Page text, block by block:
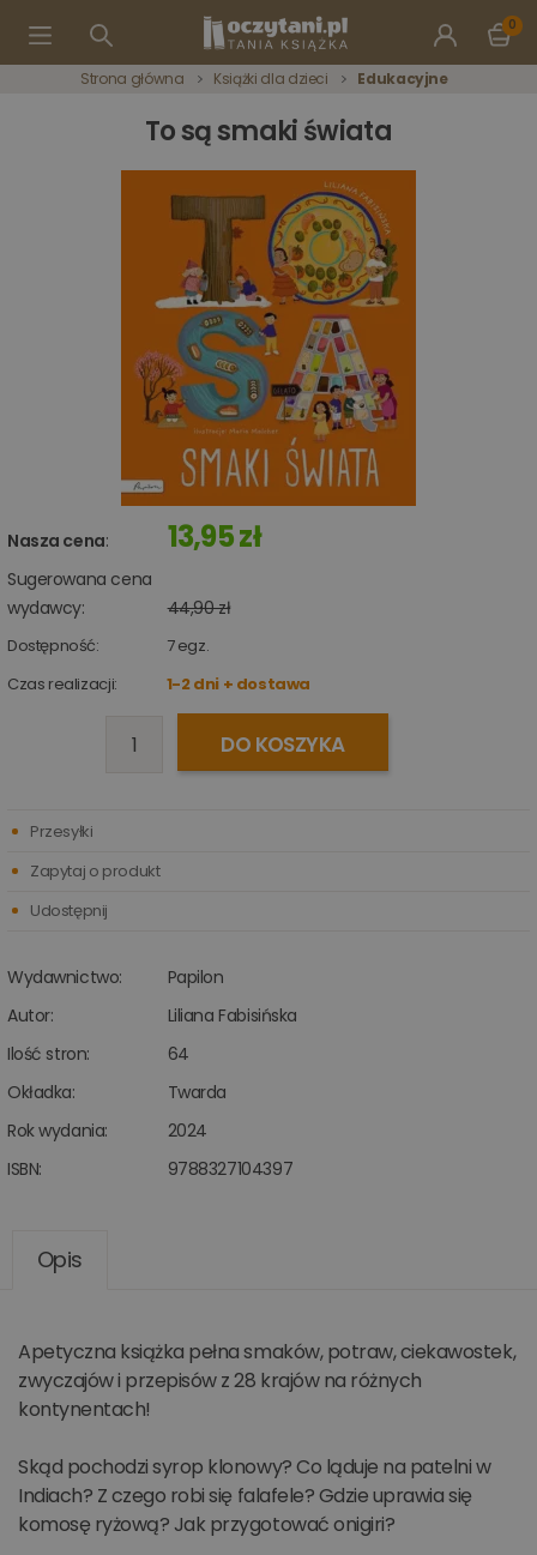
0
Strona główna Książki dla dzieci Edukacyjne
To są smaki świata
Nasza cena: 13,95 zł
Sugerowana cena
wydawcy:
44,90 zł
Dostępność: 7egz.
Czas realizacji:
1-2 dni + dostawa
DO KOSZYKA
Wydawnictwo:
Papilon
Autor:
Liliana Fabisińska
Ilość stron:
64
Okładka:
Twarda
Rok wydania:
2024
ISBN:
9788327104397
Przesyłki
Zapytaj o produkt
Udostępnij
Opis
Apetyczna książka pełna smaków, potraw, ciekawostek,
zwyczajów i przepisów z 28 krajów na różnych
kontynentach!
Skąd pochodzi syrop klonowy? Co ląduje na patelni w
Indiach? Z czego robi się falafele? Gdzie uprawia się
komosę ryżową? Jak przygotować onigiri?